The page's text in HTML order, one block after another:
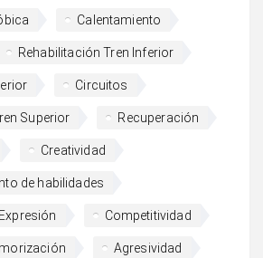
Calentamiento
Rehabilitación Tren Inferior
Circuitos
Superior Recuperación
Creatividad
de habilidades
Competitividad
Agresividad